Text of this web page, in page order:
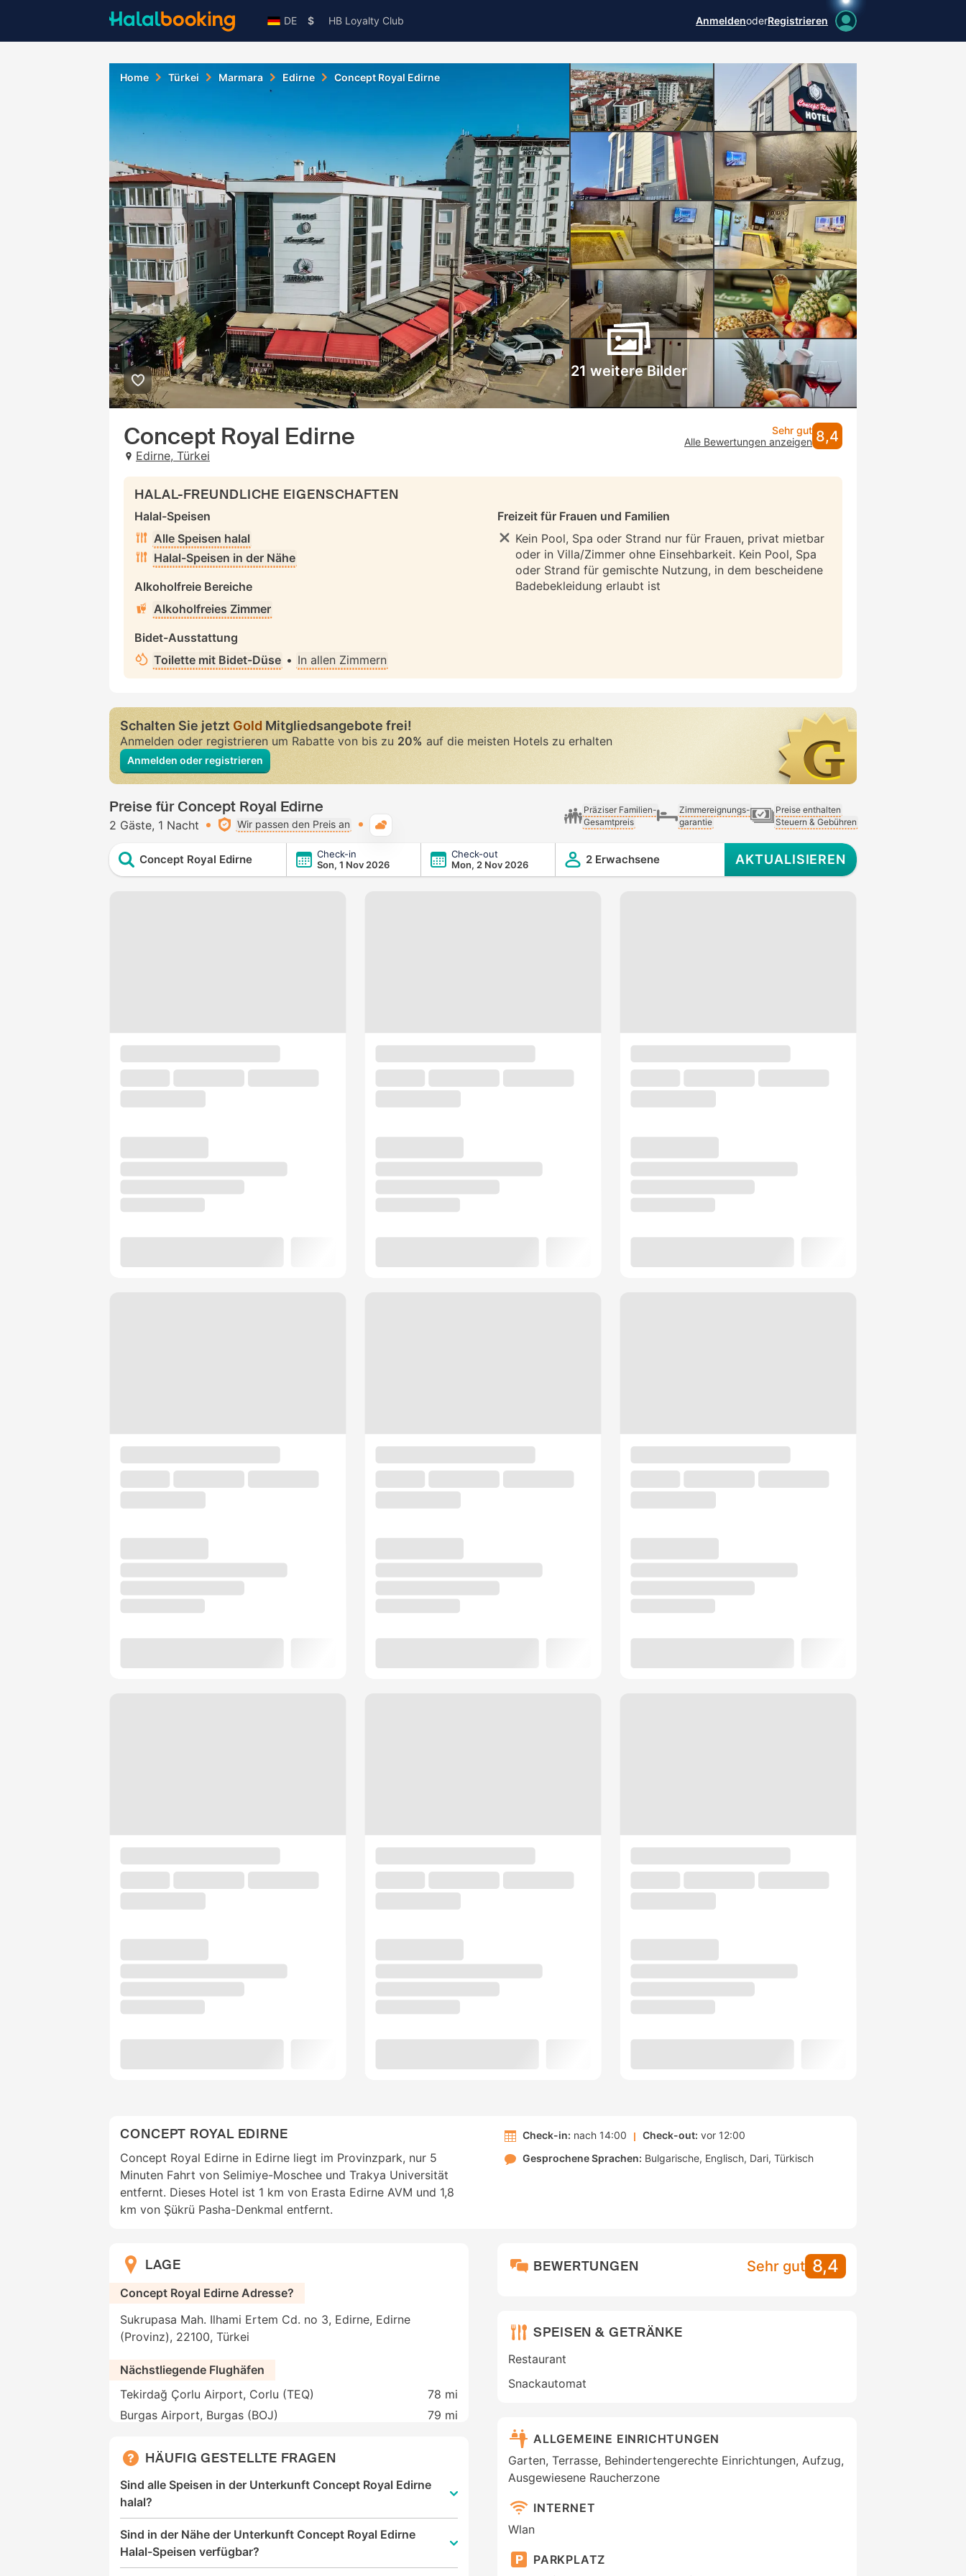
DE $ HB Loyalty Club AnmeldenoderRegistrieren
Home Türkei Marmara Edirne Concept Royal Edirne
21 weitere Bilder
Concept Royal Edirne
Edirne, Türkei
Sehr gut
Alle Bewertungen anzeigen 8,4
HALAL-FREUNDLICHE EIGENSCHAFTEN
Halal-Speisen
Alle Speisen halal
Halal-Speisen in der Nähe
Alkoholfreie Bereiche
Alkoholfreies Zimmer
Bidet-Ausstattung
Toilette mit Bidet-Düse • In allen Zimmern
Freizeit für Frauen und Familien
Kein Pool, Spa oder Strand nur für Frauen, privat mietbar
oder in Villa/Zimmer ohne Einsehbarkeit. Kein Pool, Spa
oder Strand für gemischte Nutzung, in dem bescheidene
Badebekleidung erlaubt ist
Schalten Sie jetztGoldMitgliedsangebote frei!
Anmelden oder registrieren um Rabatte von bis zu 20%auf die meisten Hotels zu erhalten
Anmelden oder registrieren
Preise für Concept Royal Edirne
2 Gäste 1 Nacht Wir passen den Preis an
Präziser Familien-
Gesamtpreis
Zimmereignungs-
garantie
Preise enthalten
Steuern & Gebühren
Concept Royal Edirne
Check-in
Son, 1 Nov 2026
Check-out
Mon, 2 Nov 2026
2 Erwachsene AKTUALISIEREN
CONCEPT ROYAL EDIRNE
Concept Royal Edirne in Edirne liegt im Provinzpark, nur 5
Minuten Fahrt von Selimiye-Moschee und Trakya Universität
entfernt. Dieses Hotel ist 1 km von Erasta Edirne AVM und 1,8
km von Şükrü Pasha-Denkmal entfernt.
Check-in: nach 14:00 Check-out: vor 12:00
Gesprochene Sprachen: Bulgarische Englisch Dari Türkisch
LAGE
Concept Royal Edirne Adresse?
Sukrupasa Mah. Ilhami Ertem Cd. no 3, Edirne, Edirne
(Provinz), 22100, Türkei
Nächstliegende Flughäfen
Tekirdağ Çorlu Airport, Corlu (TEQ)
78 mi
Burgas Airport, Burgas (BOJ)
79 mi
HÄUFIG GESTELLTE FRAGEN
Sind alle Speisen in der Unterkunft Concept Royal Edirne
halal?
Sind in der Nähe der Unterkunft Concept Royal Edirne
Halal-Speisen verfügbar?
BEWERTUNGEN Sehr gut 8,4
SPEISEN & GETRÄNKE
Restaurant
Snackautomat
ALLGEMEINE EINRICHTUNGEN
Garten, Terrasse, Behindertengerechte Einrichtungen, Aufzug,
Ausgewiesene Raucherzone
INTERNET
Wlan
PARKPLATZ